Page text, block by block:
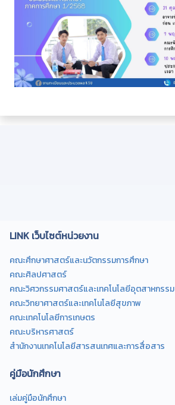
LINK เว็บไซต์หน่วยงาน
คณะศึกษาศาสตร์และนวัตกรรมการศึกษา
คณะศิลปศาสตร์
คณะวิศวกรรมศาสตร์และเทคโนโลยีอุตสาหกรรม
คณะวิทยาศาสตร์และเทคโนโลยีสุขภาพ
คณะเทคโนโลยีการเกษตร
คณะบริหารศาสตร์
สำนักงานเทคโนโลยีสารสนเทศและการสื่อสาร
คู่มือนักศึกษา
เล่มคู่มือนักศึกษา